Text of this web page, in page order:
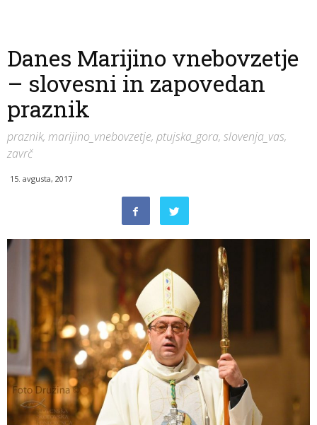
Danes Marijino vnebovzetje
– slovesni in zapovedan
praznik
praznik, marijino_vnebovzetje, ptujska_gora, slovenja_vas,
zavrč
15. avgusta, 2017